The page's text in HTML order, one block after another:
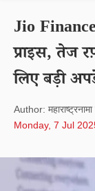
Jio
प्राइस, तेज
लिए बड़ी
Author:
Monday, 7 Jul